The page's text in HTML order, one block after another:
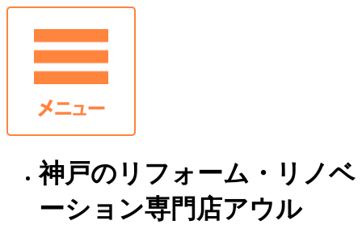
神戸のリフォーム・リノベ
ーション専門店アウル